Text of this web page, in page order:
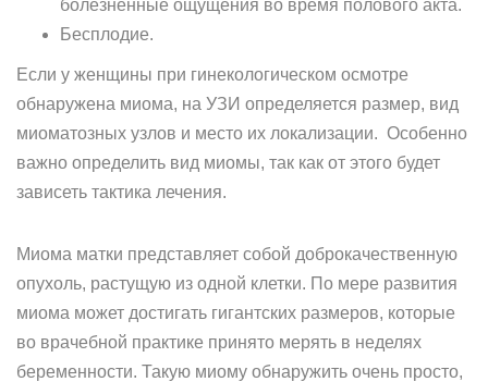
болезненные ощущения во время полового акта.
Бесплодие.
Если у женщины при гинекологическом осмотре
обнаружена миома, на УЗИ определяется размер, вид
миоматозных узлов и место их локализации. Особенно
важно определить вид миомы, так как от этого будет
зависеть тактика лечения.
Миома матки представляет собой доброкачественную
опухоль, растущую из одной клетки. По мере развития
миома может достигать гигантских размеров, которые
во врачебной практике принято мерять в неделях
беременности. Такую миому обнаружить очень просто,